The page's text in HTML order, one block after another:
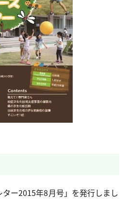
ター2015年8月号」を発行しまし